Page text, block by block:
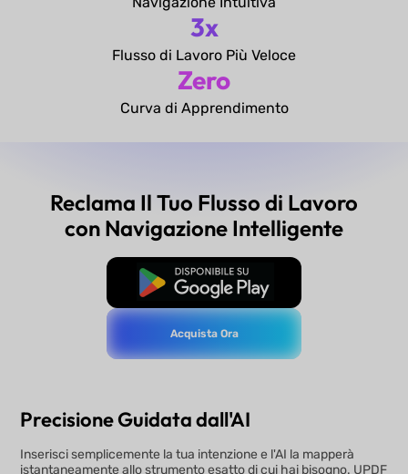
3x
Flusso di Lavoro Più Veloce
Zero
Curva di Apprendimento
Reclama Il Tuo Flusso di Lavoro
con Navigazione Intelligente
Download Gratis
Acquista Ora
Precisione Guidata dall'AI
Inserisci semplicemente la tua intenzione e l'AI la mapperà
istantaneamente allo strumento esatto di cui hai bisogno. UPDF